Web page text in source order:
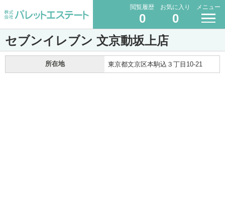
閲覧履歴
0
お気に入り
0
メニュー
セブンイレブン 文京動坂上店
所在地 東京都文京区本駒込３丁目10-21